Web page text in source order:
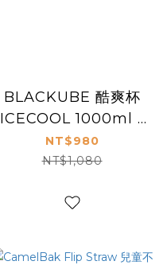
BLACKUBE 酷爽杯
ICECOOL 1000ml -
薄荷綠
NT$980
NT$1,080